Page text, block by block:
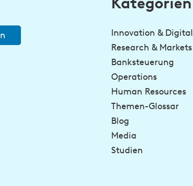
Innovation & Digital
Research & Markets
Banksteuerung
Operations
Human Resources
Themen-Glossar
Blog
Media
Studien